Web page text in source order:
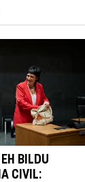
BILDU
CIVIL: